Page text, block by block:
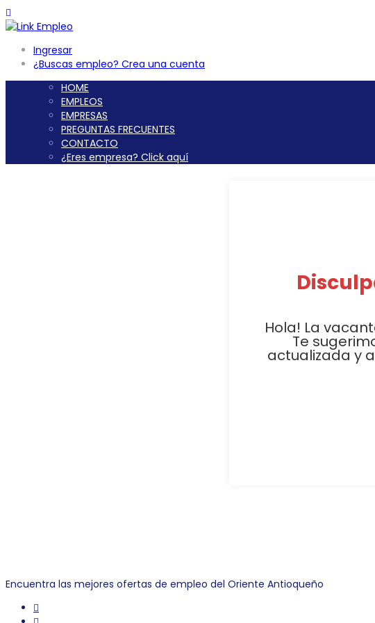
Ingresar
¿Buscas empleo? Crea una cuenta
HOME
EMPLEOS
EMPRESAS
PREGUNTAS FRECUENTES
CONTACTO
¿Eres empresa? Click aquí
Hola! La
Te
actualizada y
Encuentra las mejores ofertas de empleo del Oriente Antioqueño